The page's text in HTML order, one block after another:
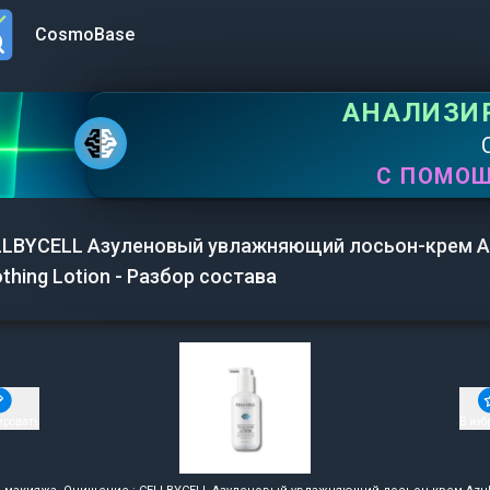
menuCosmoBase
С
Азуленовый увлажняющий лосьон-крем
Lotion - Разбор состава